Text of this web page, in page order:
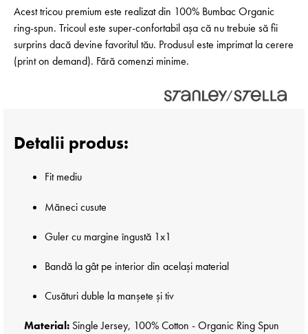
Acest tricou premium este realizat din 100% Bumbac Organic
ring-spun. Tricoul este super-confortabil așa că nu trebuie să fii
surprins dacă devine favoritul tău. Produsul este imprimat la cerere
(print on demand). Fără comenzi minime.
Detalii produs:
Fit mediu
Măneci cusute
Guler cu margine îngustă 1x1
Bandă la gât pe interior din același material
Cusături duble la manșete și tiv
Material: Single Jersey, 100% Cotton - Organic Ring Spun